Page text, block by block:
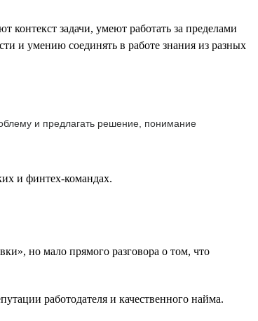
задачи, умеют работать за пределами
и умению соединять в работе знания из разных
и предлагать решение, понимание
и финтех-командах.
но мало прямого разговора о том, что
работодателя и качественного найма.